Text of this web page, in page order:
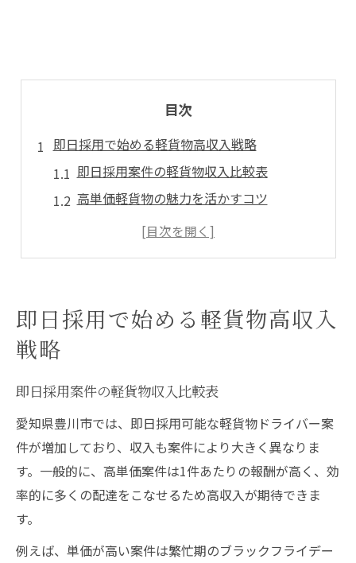
目次
即日採用で始める軽貨物高収入戦略
即日採用案件の軽貨物収入比較表
高単価軽貨物の魅力を活かすコツ
未経験から高収入を目指す方法
高単価案件を軽貨物で狙う豊川市の方法
豊川市で高単価軽貨物案件の傾向一覧
軽貨物ドライバーに求められるスキル
高収入につながる案件の探し方
豊川市で配達効率を上げる秘訣
業務委託ドライバーとして稼ぐ秘訣を解説
業務委託軽貨物ドライバー報酬体系早見表
配達件数アップのための工夫
即日採用で始める軽貨物高収入
戦略
即日採用案件の軽貨物収入比較表
愛知県豊川市では、即日採用可能な軽貨物ドライバー案
件が増加しており、収入も案件により大きく異なりま
す。一般的に、高単価案件は1件あたりの報酬が高く、効
率的に多くの配達をこなせるため高収入が期待できま
す。
例えば、単価が高い案件は繁忙期のブラックフライデー